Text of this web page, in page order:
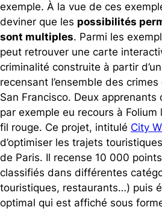
exemple. À la vue de ces
deviner que les possibilités
sont multiples. Parmi les
peut retrouver une carte
criminalité construite à partir
recensant l’ensemble des
San Francisco. Deux apprenants
par exemple eu recours à
fil rouge. Ce projet, intitulé City
d’optimiser les trajets
de Paris. Il recense 10 000
classifiés dans différentes
touristiques, restaurants…) puis
optimal qui est affiché sous